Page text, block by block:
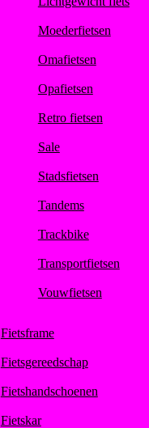
Moederfietsen
Omafietsen
Opafietsen
Retro fietsen
Sale
Stadsfietsen
Tandems
Trackbike
Transportfietsen
Vouwfietsen
Fietsframe
Fietsgereedschap
Fietshandschoenen
Fietskar